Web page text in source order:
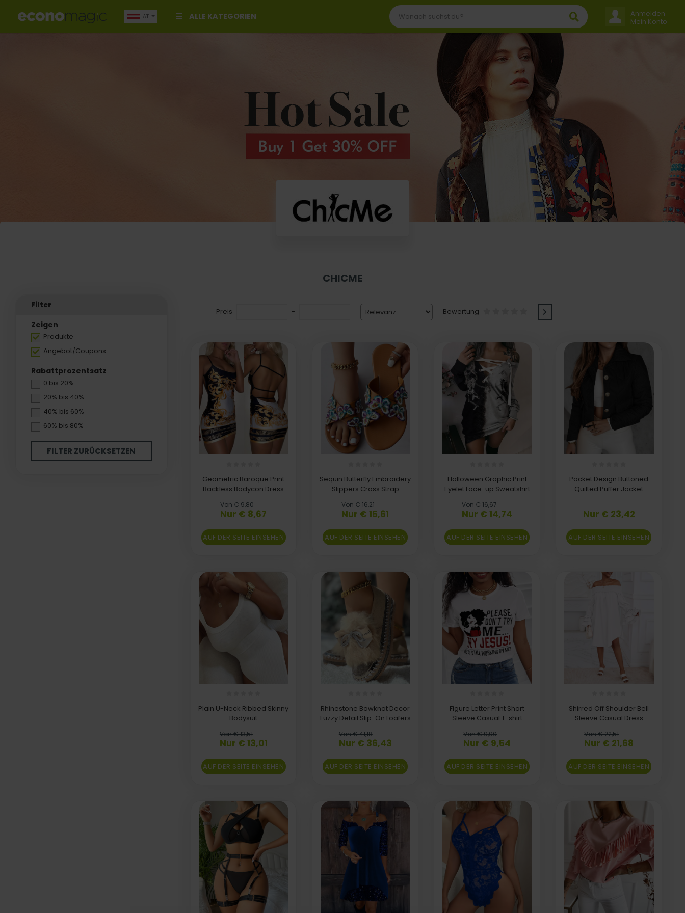
ALLE KATEGORIEN
AT
Anmelden
Mein Konto
CHICME
Filter
Zeigen
Produkte
Angebot/Coupons
Rabattprozentsatz
0 bis 20%
20% bis 40%
40% bis 60%
60% bis 80%
FILTER ZURÜCKSETZEN
Preis - Bewertung
Geometric Baroque Print
Backless Bodycon Dress
Von € 9,80
Nur € 8,67
AUF DER SEITE EINSEHEN
Sequin Butterfly Embroidery
Slippers Cross Strap
Von € 16,21
Nur € 15,61
AUF DER SEITE EINSEHEN
Halloween Graphic Print
Eyelet Lace-up Sweatshirt
Von € 16,67
Nur € 14,74
AUF DER SEITE EINSEHEN
Pocket Design Buttoned
Quilted Puffer Jacket
Nur € 23,42
AUF DER SEITE EINSEHEN
Plain U-Neck Ribbed Skinny
Bodysuit
Von € 13,51
Nur € 13,01
AUF DER SEITE EINSEHEN
Rhinestone Bowknot Decor
Fuzzy Detail Slip-On Loafers
Von € 41,18
Nur € 36,43
AUF DER SEITE EINSEHEN
Figure Letter Print Short
Sleeve Casual T-shirt
Von € 9,90
Nur € 9,54
AUF DER SEITE EINSEHEN
Shirred Off Shoulder Bell
Sleeve Casual Dress
Von € 22,51
Nur € 21,68
AUF DER SEITE EINSEHEN